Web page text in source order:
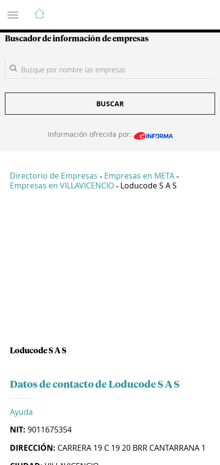
Guía de Empresas Colombianas
Buscador de información de empresas
BUSCAR
Información ofrecida por:
Directorio de Empresas - Empresas en META -
Empresas en VILLAVICENCIO - Loducode S A S
Loducode S A S
Datos de contacto de Loducode S A S
Ayuda
NIT: 9011675354
DIRECCIÓN: CARRERA 19 C 19 20 BRR CANTARRANA 1